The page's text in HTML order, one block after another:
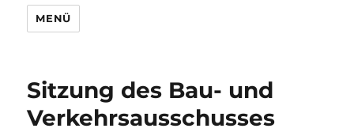
MENÜ
Sitzung des Bau- und
Verkehrsausschusses